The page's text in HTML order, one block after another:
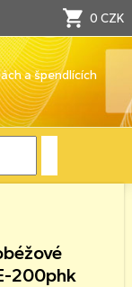
0 CZK
a špendlících
200phk